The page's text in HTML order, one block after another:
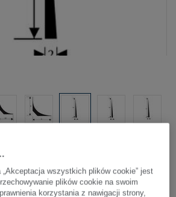
„Akceptacja wszystkich plików cookie” jest
plików cookie na swoim
korzystania z nawigacji strony,